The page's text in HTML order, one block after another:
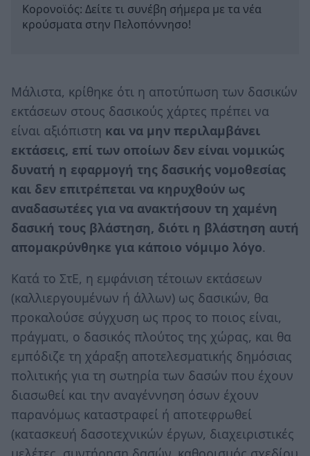
Κορονοϊός: Δείτε τι συνέβη σήμερα με τα νέα
κρούσματα στην Πελοπόννησο!
Μάλιστα, κρίθηκε ότι η αποτύπωση των δασικών
εκτάσεων στους δασικούς χάρτες πρέπει να
είναι αξιόπιστη και να μην περιλαμβάνει
εκτάσεις, επί των οποίων δεν είναι νομικώς
δυνατή η εφαρμογή της δασικής νομοθεσίας
και δεν επιτρέπεται να κηρυχθούν ως
αναδασωτέες για να ανακτήσουν τη χαμένη
δασική τους βλάστηση, διότι η βλάστηση αυτή
απομακρύνθηκε για κάποιο νόμιμο λόγο.
Κατά το ΣτΕ, η εμφάνιση τέτοιων εκτάσεων
(καλλιεργουμένων ή άλλων) ως δασικών, θα
προκαλούσε σύγχυση ως προς το ποιος είναι,
πράγματι, ο δασικός πλούτος της χώρας, και θα
εμπόδιζε τη χάραξη αποτελεσματικής δημόσιας
πολιτικής για τη σωτηρία των δασών που έχουν
διασωθεί και την αναγέννηση όσων έχουν
παρανόμως καταστραφεί ή αποτεφρωθεί
(κατασκευή δασοτεχνικών έργων, διαχειριστικές